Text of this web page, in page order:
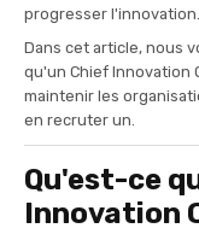
progresser l'innovation.
Dans cet article, nous
qu'un Chief Innovation
maintenir les
en recruter un.
Qu'est-ce
Innovation